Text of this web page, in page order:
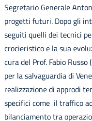
Segretario Generale
progetti futuri. Dopo gli
seguiti quelli dei tecnici
crocieristico e la sua
cura del Prof. Fabio
per la salvaguardia di
realizzazione di approdi
specifici come il traffico
bilanciamento tra